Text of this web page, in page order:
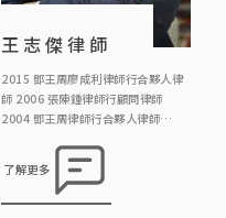
王志傑律師
2015 鄧王周廖成利律師行合夥人律
師 2006 張陳鍾律師行顧問律師
2004 鄧王周律師行合夥人律師
霍莊律師行合夥人律師 1993 霍莊律
師行律師 1991 霍莊律師行見習律師
了解更多